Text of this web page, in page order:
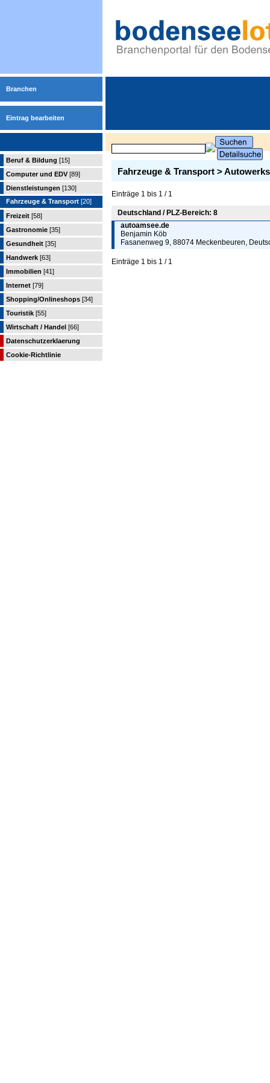
Branchen
Eintrag bearbeiten
Beruf & Bildung [15]
Computer und EDV [89]
Dienstleistungen [130]
Fahrzeuge & Transport [20]
Freizeit [58]
Gastronomie [35]
Gesundheit [35]
Handwerk [63]
Immobilien [41]
Internet [79]
Shopping/Onlineshops [34]
Touristik [55]
Wirtschaft / Handel [66]
Datenschutzerklaerung
Cookie-Richtlinie
Fahrzeuge & Transport >
Einträge 1 bis 1 / 1
Deutschland / PLZ-Bereich: 8
autoamsee.de
Benjamin Köb
Fasanenweg 9, 88074 Meckenbeuren,
Einträge 1 bis 1 / 1